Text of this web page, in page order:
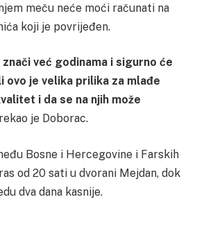
meču neće moći računati na
koji je povrijeđen.
znači već godinama i sigurno će
ovo je velika prilika za mlađe
i da se na njih može
rekao je Doborac.
Bosne i Hercegovine i Farskih
od 20 sati u dvorani Mejdan, dok
dva dana kasnije.